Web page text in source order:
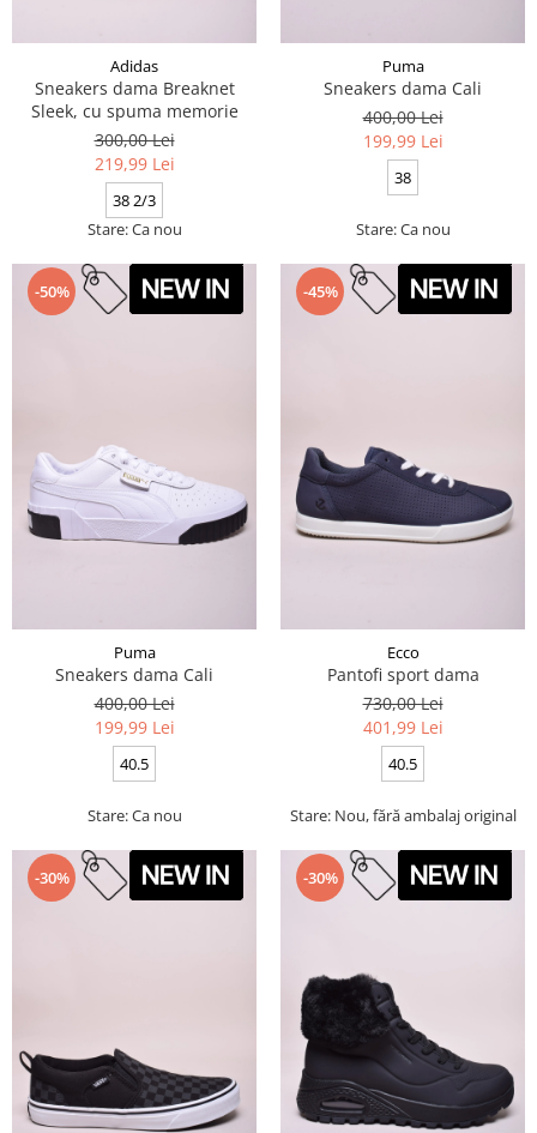
Adidas
Sneakers dama Breaknet
Sleek, cu spuma memorie
300,00 Lei
219,99 Lei
38 2/3
Stare: Ca nou
Puma
Sneakers dama Cali
400,00 Lei
199,99 Lei
38
Stare: Ca nou
-50%
Puma
Sneakers dama Cali
400,00 Lei
199,99 Lei
40.5
Stare: Ca nou
-45%
Ecco
Pantofi sport dama
730,00 Lei
401,99 Lei
40.5
Stare: Nou, fără ambalaj original
-30% -30%